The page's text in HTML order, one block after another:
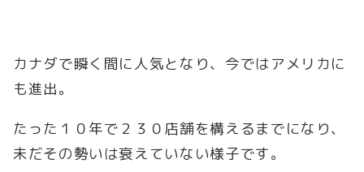
カナダで瞬く間に人気となり、今ではアメリカに
も進出。
たった１０年で２３０店舗を構えるまでになり、
未だその勢いは衰えていない様子です。